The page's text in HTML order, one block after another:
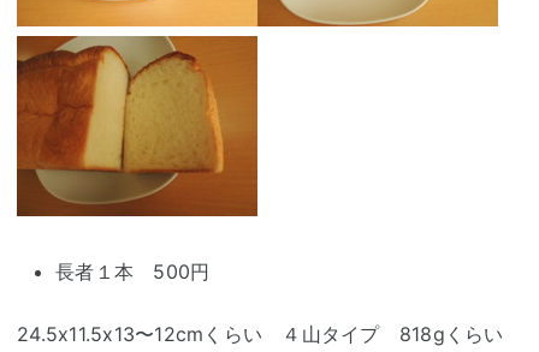
長者１本 500円
24.5x11.5x13〜12cmくらい ４山タイプ 818gくらい